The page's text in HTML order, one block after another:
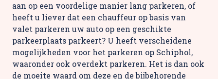
aan op een voordelige manier lang parkeren, of
heeft u liever dat een chauffeur op basis van
valet parkeren uw auto op een geschikte
parkeerplaats parkeert? U heeft verscheidene
mogelijkheden voor het parkeren op Schiphol,
waaronder ook overdekt parkeren. Het is dan ook
de moeite waard om deze en de bijbehorende